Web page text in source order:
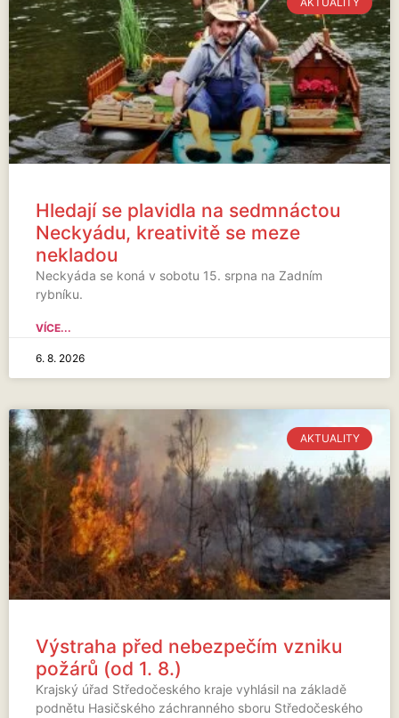
Hledají se plavidla na sedmnáctou
Neckyádu, kreativitě se meze
nekladou
Neckyáda se koná v sobotu 15. srpna na Zadním
rybníku.
VÍCE...
6. 8. 2026
AKTUALITY
Výstraha před nebezpečím vzniku
požárů (od 1. 8.)
Krajský úřad Středočeského kraje vyhlásil na základě
podnětu Hasičského záchranného sboru Středočeského